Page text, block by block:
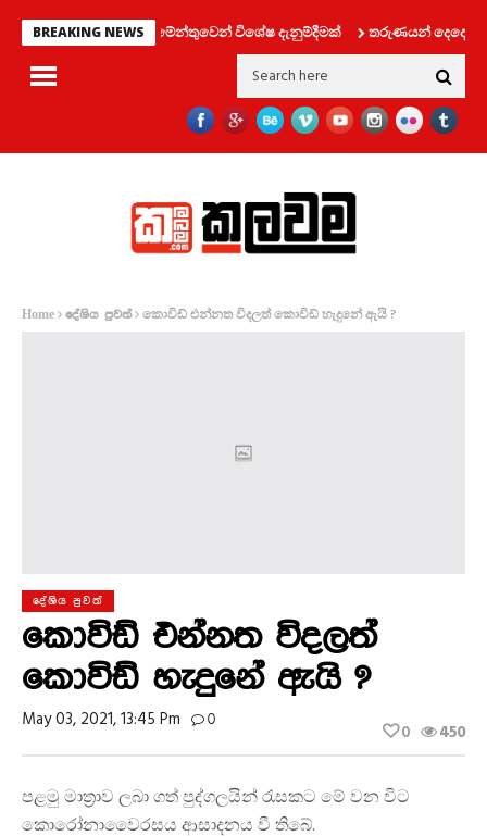
BREAKING NEWS
ප්‍රවාහන දෙපාර්තමේන්තුවෙන් විශේෂ දැනුම්දීමක් තරුණයන් දෙදෙනෙක්
Home දේශිය පුවත් කොවිඩ් එන්නත විදලත් කොවිඩ් හැදුනේ ඇයි ?
දේශිය පුවත්
කොවිඩ් එන්නත විදලත්
කොවිඩ් හැදුනේ ඇයි ?
May 03, 2021, 13:45 Pm 0 450
0
පළමු මාත්‍රාව ලබා ගත් පුද්ගලයින් රැසකට මේ වන විට
කොරෝනාවෛරසය ආසාදනය වී තිබේ.